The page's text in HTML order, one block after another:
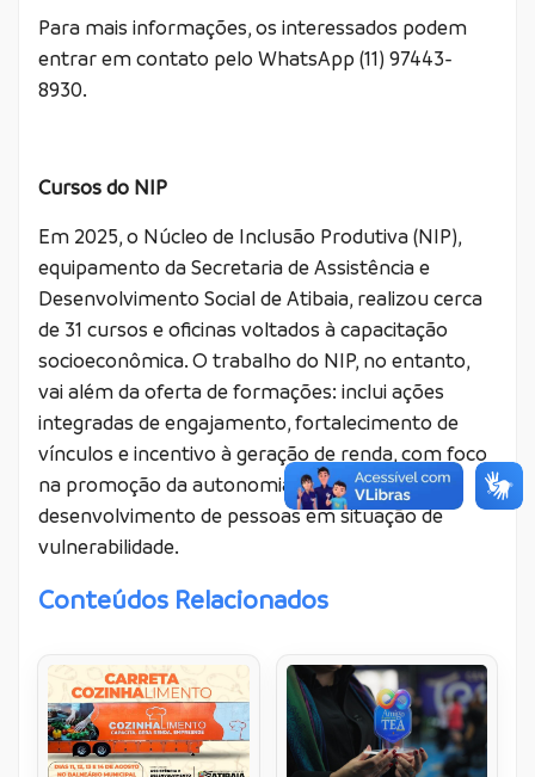
Para mais informações, os interessados podem
entrar em contato pelo WhatsApp (11) 97443-
8930.
Cursos do NIP
Em 2025, o Núcleo de Inclusão Produtiva (NIP),
equipamento da Secretaria de Assistência e
Desenvolvimento Social de Atibaia, realizou cerca
de 31 cursos e oficinas voltados à capacitação
socioeconômica. O trabalho do NIP, no entanto,
vai além da oferta de formações: inclui ações
integradas de engajamento, fortalecimento de
vínculos e incentivo à geração de renda, com foco
na promoção da autonomia e no
desenvolvimento de pessoas em situação de
vulnerabilidade.
Conteúdos Relacionados